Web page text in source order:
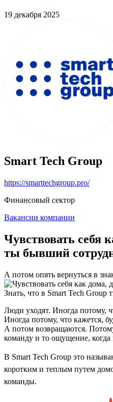
19 декабря 2025
Smart Tech Group
https://smarttechgroup.pro/
Финансовый сектор
Вакансии компании
Чувствовать себя
ты бывший
А потом опять вернуться в
Знать, что в Smart Tech Group
Люди уходят. Иногда потому,
Иногда потому, что кажется,
А потом возвращаются.
команду и то ощущение, когда
В Smart Tech Group это
коротким и теплым путем
команды.